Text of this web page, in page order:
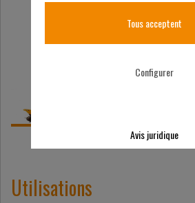
Utilisations
Tous acceptent
Configurer
Avis juridique